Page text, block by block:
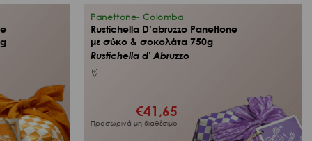
μου
Panettone- Colomba
Rustichella D’abruzzo Panettone
με σύκο & σοκολάτα 750g
Rustichella d' Abruzzo
€41,65
Προσωρινά μη διαθέσιμο